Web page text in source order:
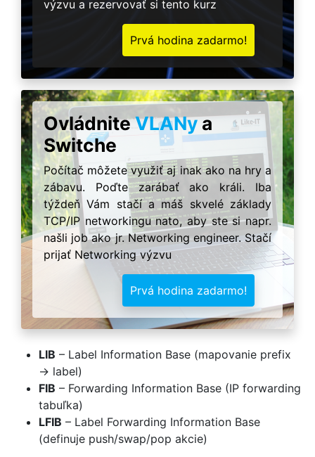
výzvu a rezervovať si tento kurz
Prvá hodina zadarmo!
OvládniteVLANya
Switche
Počítač môžete využiť aj inak ako na hry a
zábavu. Poďte zarábať ako králi. Iba
týždeň Vám stačí a máš skvelé základy
TCP/IP networkingu nato, aby ste si napr.
našli job ako jr. Networking engineer. Stačí
prijať Networking výzvu
Prvá hodina zadarmo!
LIB – Label Information Base (mapovanie prefix
→ label)
FIB – Forwarding Information Base (IP forwarding
tabuľka)
LFIB – Label Forwarding Information Base
(definuje push/swap/pop akcie)